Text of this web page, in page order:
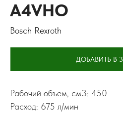
A4VHO
Bosch Rexroth
ДОБАВИТЬ В
Рабочий объем, см3: 450
Расход: 675 л/мин